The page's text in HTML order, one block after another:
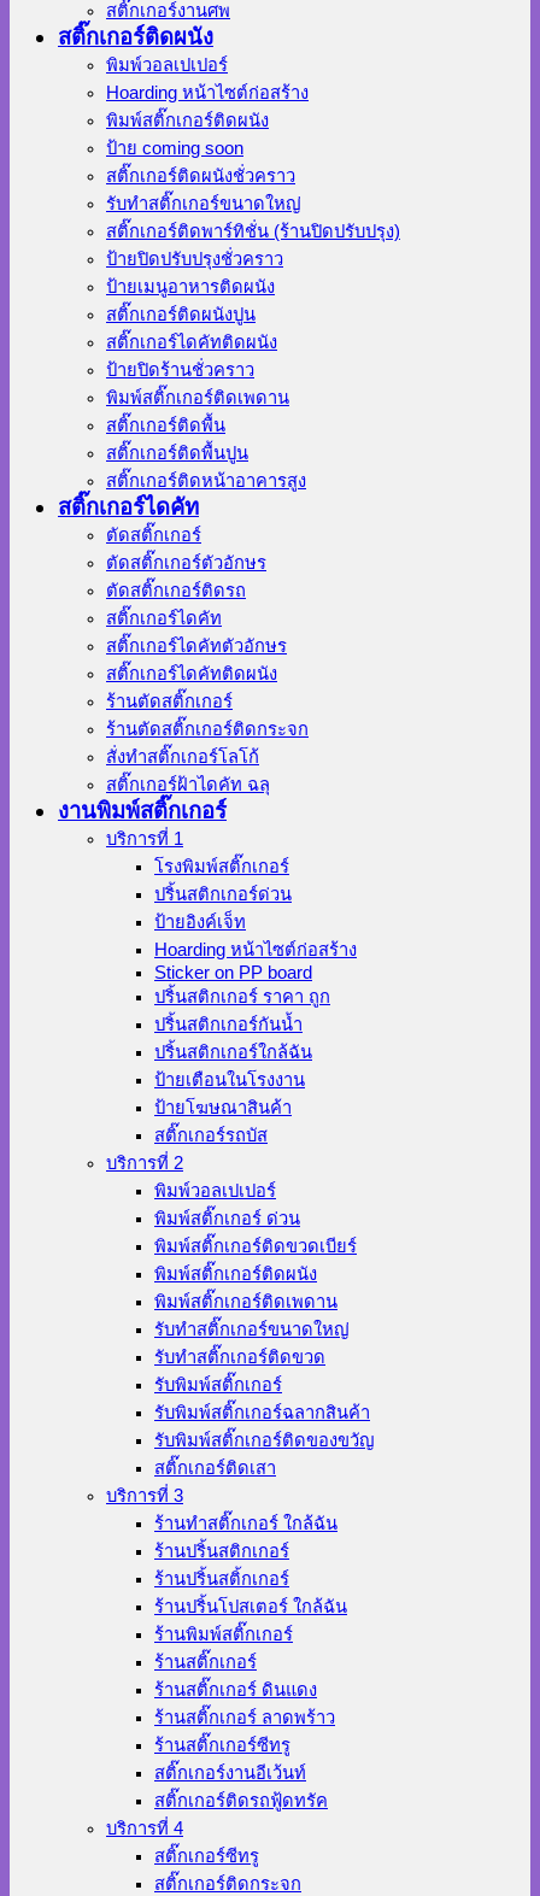
สติ๊กเกอร์งานศพ
สติ๊กเกอร์ติดผนัง
พิมพ์วอลเปเปอร์
Hoarding หน้าไซต์ก่อสร้าง
พิมพ์สติ๊กเกอร์ติดผนัง
ป้าย coming soon
สติ๊กเกอร์ติดผนังชั่วคราว
รับทำสติ๊กเกอร์ขนาดใหญ่
สติ๊กเกอร์ติดพาร์ทิชั่น (ร้านปิดปรับปรุง)
ป้ายปิดปรับปรุงชั่วคราว
ป้ายเมนูอาหารติดผนัง
สติ๊กเกอร์ติดผนังปูน
สติ๊กเกอร์ไดคัทติดผนัง
ป้ายปิดร้านชั่วคราว
พิมพ์สติ๊กเกอร์ติดเพดาน
สติ๊กเกอร์ติดพื้น
สติ๊กเกอร์ติดพื้นปูน
สติ๊กเกอร์ติดหน้าอาคารสูง
สติ๊กเกอร์ไดคัท
ตัดสติ๊กเกอร์
ตัดสติ๊กเกอร์ตัวอักษร
ตัดสติ๊กเกอร์ติดรถ
สติ๊กเกอร์ไดคัท
สติ๊กเกอร์ไดคัทตัวอักษร
สติ๊กเกอร์ไดคัทติดผนัง
ร้านตัดสติ๊กเกอร์
ร้านตัดสติ๊กเกอร์ติดกระจก
สั่งทําสติ๊กเกอร์โลโก้
สติ๊กเกอร์ฝ้าไดคัท ฉลุ
งานพิมพ์สติ๊กเกอร์
บริการที่ 1
โรงพิมพ์สติ๊กเกอร์
ปริ้นสติกเกอร์ด่วน
ป้ายอิงค์เจ็ท
Hoarding หน้าไซต์ก่อสร้าง
Sticker on PP board
ปริ้นสติกเกอร์ ราคา ถูก
ปริ้นสติกเกอร์กันน้ำ
ปริ้นสติกเกอร์ใกล้ฉัน
ป้ายเตือนในโรงงาน
ป้ายโฆษณาสินค้า
สติ๊กเกอร์รถบัส
บริการที่ 2
พิมพ์วอลเปเปอร์
พิมพ์สติ๊กเกอร์ ด่วน
พิมพ์สติ๊กเกอร์ติดขวดเบียร์
พิมพ์สติ๊กเกอร์ติดผนัง
พิมพ์สติ๊กเกอร์ติดเพดาน
รับทำสติ๊กเกอร์ขนาดใหญ่
รับทำสติ๊กเกอร์ติดขวด
รับพิมพ์สติ๊กเกอร์
รับพิมพ์สติ๊กเกอร์ฉลากสินค้า
รับพิมพ์สติ๊กเกอร์ติดของขวัญ
สติ๊กเกอร์ติดเสา
บริการที่ 3
ร้านทําสติ๊กเกอร์ ใกล้ฉัน
ร้านปริ้นสติกเกอร์
ร้านปริ้นสติ้กเกอร์
ร้านปริ้นโปสเตอร์ ใกล้ฉัน
ร้านพิมพ์สติ๊กเกอร์
ร้านสติ๊กเกอร์
ร้านสติ๊กเกอร์ ดินแดง
ร้านสติ๊กเกอร์ ลาดพร้าว
ร้านสติ๊กเกอร์ซีทรู
สติ๊กเกอร์งานอีเว้นท์
สติ๊กเกอร์ติดรถฟู้ดทรัค
บริการที่ 4
สติ๊กเกอร์ซีทรู
สติ๊กเกอร์ติดกระจก